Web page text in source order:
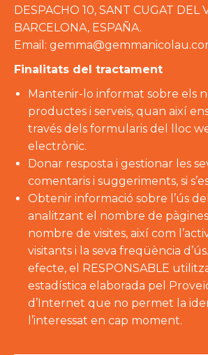
DESPACHO 10, SANT CUGAT DEL
BARCELONA, ESPAÑA.
Email:
Finalitats del tractament
Mantenir-lo informat sobre els
productes i serveis, quan així ens
través dels formularis del lloc
electrònic.
Donar resposta i gestionar les
comentaris i suggeriments, si
Obtenir informació sobre l’ús
analitzant el nombre de pàgines
nombre de visites, així com
visitants i la seva freqüència
efecte, el RESPONSABLE
estadística elaborada pel
d’Internet que no permet la
l’interessat en cap moment.